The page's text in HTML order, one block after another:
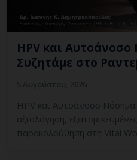
HPV και Αυτοάνοσο
Συζητάμε στο
HPV και Αυτοάνοσο Νόσημα:
αξιολόγηση,
παρακολούθηση στη Vital